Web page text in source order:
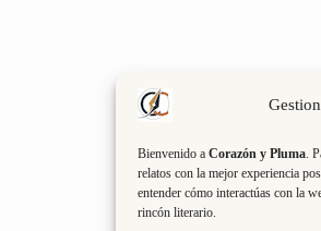
Bienvenido a Corazón y Pluma.
relatos con la mejor experiencia
entender cómo interactúas con la
rincón literario.